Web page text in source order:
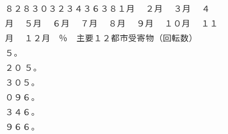
８２８３０３２３４３６３８１月 ２月 ３月 ４
月 ５月 ６月 ７月 ８月 ９月 １０月 １１
月 １２月 ％ 主要１２都市受寄物（回転数）
５。
２０ ５。
３０５。
０９６。
３４６。
９６６。